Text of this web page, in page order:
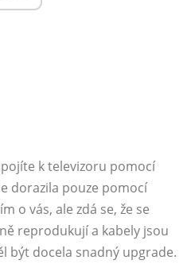
k televizoru pomocí
dorazila pouze pomocí
o vás, ale zdá se, že se
reprodukují a kabely jsou
být docela snadný upgrade.